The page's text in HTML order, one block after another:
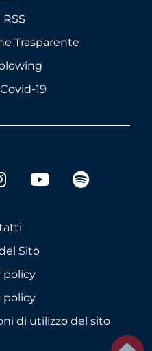
Trasparente
19
instagram
youtubespotify
Sito
policy
policy
di utilizzo del sito